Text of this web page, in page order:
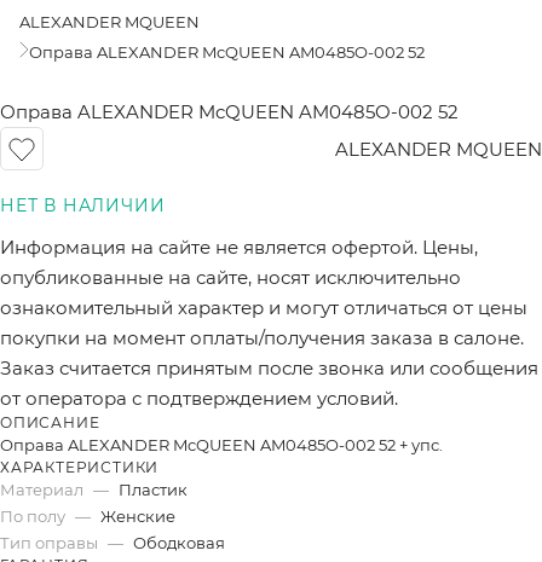
ALEXANDER MQUEEN
Оправа ALEXANDER McQUEEN AM0485O-002 52
Оправа ALEXANDER McQUEEN AM0485O-002 52
ALEXANDER MQUEEN
Информация на сайте не является офертой. Цены,
опубликованные на сайте, носят исключительно
ознакомительный характер и могут отличаться от цены
покупки на момент оплаты/получения заказа в салоне.
Заказ считается принятым после звонка или сообщения
от оператора с подтверждением условий.
ОПИСАНИЕ
Оправа ALEXANDER McQUEEN AM0485O-002 52 + упс.
ХАРАКТЕРИСТИКИ
Материал — Пластик
По полу — Женские
Тип оправы — Ободковая